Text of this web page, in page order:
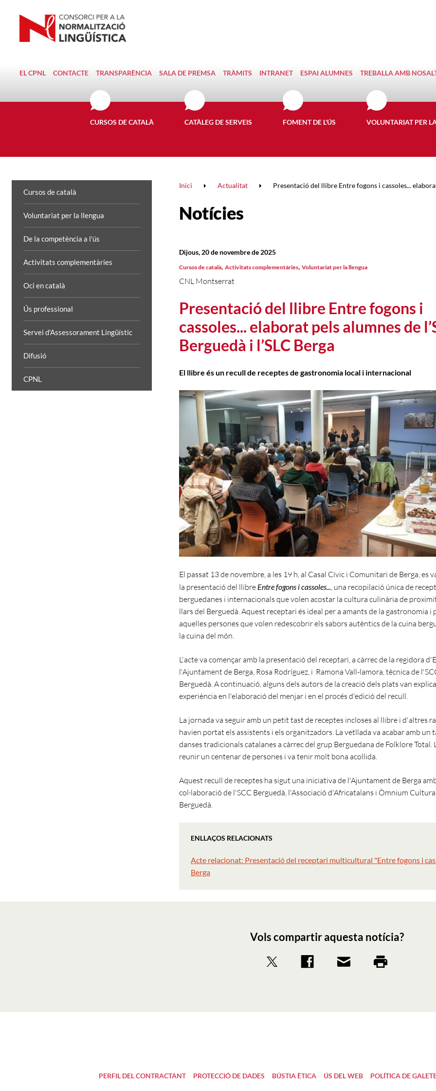
EL CPNL CONTACTE TRANSPARÈNCIA SALA DE PREMSA TRÀMITS INTRANET ESPAI ALUMNES TREBALLA AMB
CURSOS DE CATALÀ CATÀLEG DE SERVEIS FOMENT DE L'ÚS VOLUNTARIAT PER
Cursos de català
Voluntariat per la llengua
De la competència a l'ús
Activitats complementàries
Oci en català
Ús professional
Servei d'Assessorament Lingüístic
Difusió
CPNL
Inici Actualitat Presentació del llibre Entre fogons i cassoles...
Notícies
Presentació del llibre Entre fogons i
cassoles... elaborat pels alumnes de
Berguedà i l’SLC Berga
CNL Montserrat
Dijous, 20 de novembre de 2025
Cursos de català, Activitats complementàries, Voluntariat per la llengua
El llibre és un recull de receptes de gastronomia local i internacional
El passat 13 de novembre, a les 19 h, al Casal Cívic i Comunitari de Berga, es
la presentació del llibre Entre fogons i cassoles..., una recopilació única de
berguedanes i internacionals que volen acostar la cultura culinària de
llars del Berguedà. Aquest receptari és ideal per a amants de la gastronomia i
aquelles persones que volen redescobrir els sabors autèntics de la cuina
la cuina del món.
L'acte va començar amb la presentació del receptari, a càrrec de la regidora
l'Ajuntament de Berga, Rosa Rodríguez, i Ramona Vall-lamora, tècnica de
Berguedà. A continuació, alguns dels autors de la creació dels plats van
experiència en l'elaboració del menjar i en el procés d'edició del recull.
La jornada va seguir amb un petit tast de receptes incloses al llibre i d'altres
havien portat els assistents i els organitzadors. La vetllada va acabar amb un
danses tradicionals catalanes a càrrec del grup Berguedana de Folklore Total.
reunir un centenar de persones i va tenir molt bona acollida.
Aquest recull de receptes ha sigut una iniciativa de l'Ajuntament de Berga
col·laboració de l'SCC Berguedà, l'Associació d'Africatalans i Òmnium
Berguedà.
ENLLAÇOS RELACIONATS
Acte relacionat: Presentació del receptari multicultural "Entre fogons i
Berga
Vols compartir aquesta notícia?
PERFIL DEL CONTRACTANT PROTECCIÓ DE DADES BÚSTIA ÈTICA ÚS DEL WEB POLÍTICA DE